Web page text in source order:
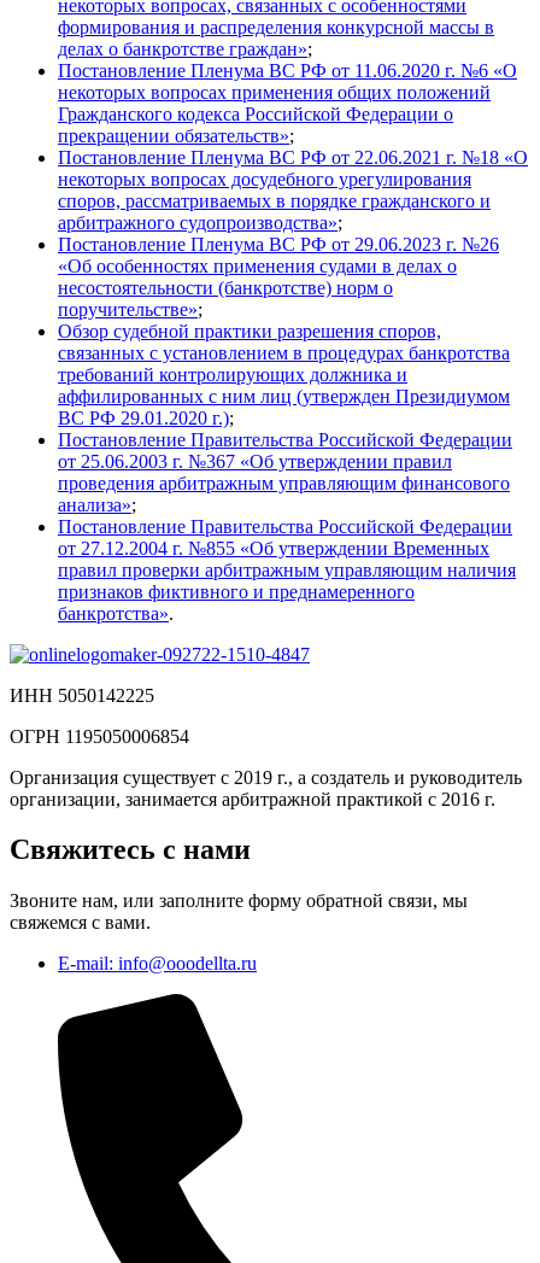
некоторых вопросах, связанных с особенностями
формирования и распределения конкурсной массы в
делах о банкротстве граждан»;
Постановление Пленума ВС РФ от 11.06.2020 г. №6 «О
некоторых вопросах применения общих положений
Гражданского кодекса Российской Федерации о
прекращении обязательств»;
Постановление Пленума ВС РФ от 22.06.2021 г. №18 «О
некоторых вопросах досудебного урегулирования
споров, рассматриваемых в порядке гражданского и
арбитражного судопроизводства»;
Постановление Пленума ВС РФ от 29.06.2023 г. №26
«Об особенностях применения судами в делах о
несостоятельности (банкротстве) норм о
поручительстве»;
Обзор судебной практики разрешения споров,
связанных с установлением в процедурах банкротства
требований контролирующих должника и
аффилированных с ним лиц (утвержден Президиумом
ВС РФ 29.01.2020 г.);
Постановление Правительства Российской Федерации
от 25.06.2003 г. №367 «Об утверждении правил
проведения арбитражным управляющим финансового
анализа»;
Постановление Правительства Российской Федерации
от 27.12.2004 г. №855 «Об утверждении Временных
правил проверки арбитражным управляющим наличия
признаков фиктивного и преднамеренного
банкротства».
ИНН 5050142225
ОГРН 1195050006854
Организация существует с 2019 г., а создатель и руководитель
организации, занимается арбитражной практикой с 2016 г.
Свяжитесь с нами
Звоните нам, или заполните форму обратной связи, мы
свяжемся с вами.
E-mail: info@ooodellta.ru